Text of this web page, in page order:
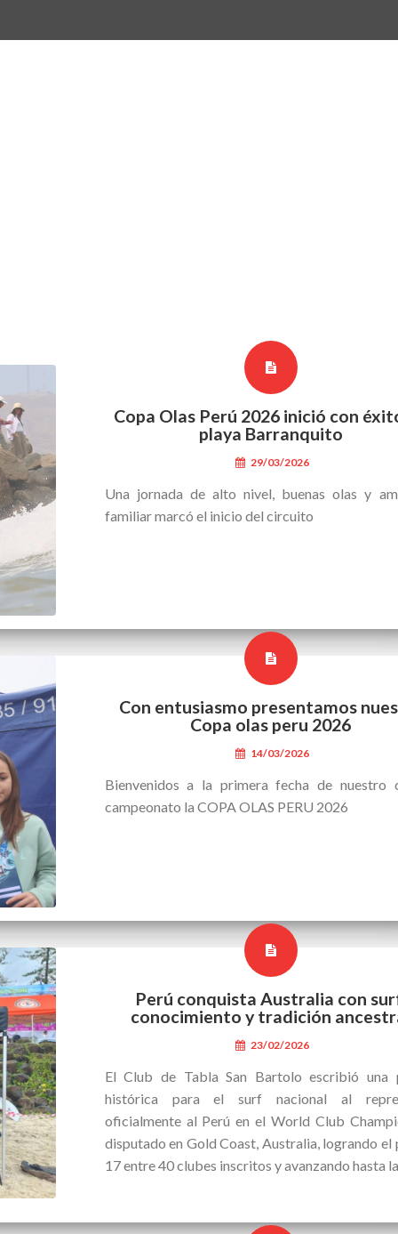
Copa Olas Perú 2026 inició con
playa Barranquito
29/03/2026
Una jornada de alto nivel, buenas olas y
familiar marcó el inicio del circuito
Con entusiasmo presentamos
Copa olas peru 2026
14/03/2026
Bienvenidos a la primera fecha de nuestro
campeonato la COPA OLAS PERU 2026
Perú conquista Australia con
conocimiento y tradición
23/02/2026
El Club de Tabla San Bartolo escribió una
histórica para el surf nacional al
oficialmente al Perú en el World Club
disputado en Gold Coast, Australia, logrando el
17 entre 40 clubes inscritos y avanzando hasta